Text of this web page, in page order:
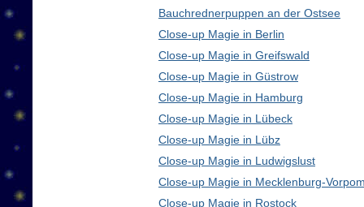
Bauchrednerpuppen an der Ostsee
Close-up Magie in Berlin
Close-up Magie in Greifswald
Close-up Magie in Güstrow
Close-up Magie in Hamburg
Close-up Magie in Lübeck
Close-up Magie in Lübz
Close-up Magie in Ludwigslust
Close-up Magie in Mecklenburg-
Close-up Magie in Rostock